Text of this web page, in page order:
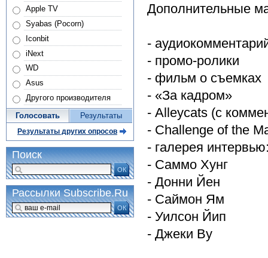
Дополнительные
-
- промо-ролики
- фильм о съемках
- «За кадром»
- Alleycats (с
- Challenge of the
- галерея
- Саммо Хунг
- Донни Йен
- Саймон Ям
- Уилсон Йип
- Джеки Ву
Apple TV
Syabas (Pocorn)
Iconbit
iNext
WD
Asus
Другого производителя
Голосовать Результаты
Результаты других опросов
Поиск
ОК
Рассылки Subscribe.Ru
ОК